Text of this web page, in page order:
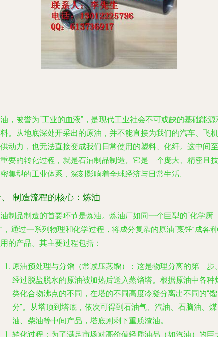
，被誉为“工业的血液”，是现代工业社会不可或缺的基础能源
。从地底深处开采出的原油，并不能直接为我们的汽车、飞机
动力，也无法直接变成我们日常使用的塑料、化纤。这中间至
要的转化过程，就是石油制品制造。它是一个庞大、精密且技
集型的工业体系，深刻影响着全球经济与日常生活。
制造流程的核心：炼油
制品制造的首要环节是炼油。炼油厂如同一个巨型的“化学厨
，通过一系列物理和化学过程，将成分复杂的原油“烹饪”成各种
的产品。其主要过程包括：
原油预处理与分馏（常减压蒸馏）
：这是物理分离的第一步
经过脱盐脱水的原油被加热后送入蒸馏塔。根据原油中各种
类化合物沸点的不同，在塔的不同高度冷凝分离出不同的“馏
分”。从塔顶到塔底，依次可得到石油气、汽油、石脑油、煤
油、柴油等中间产品，塔底则剩下重质渣油。
转化过程 ：为了满足市场对高价值轻质油品（如汽油）的巨